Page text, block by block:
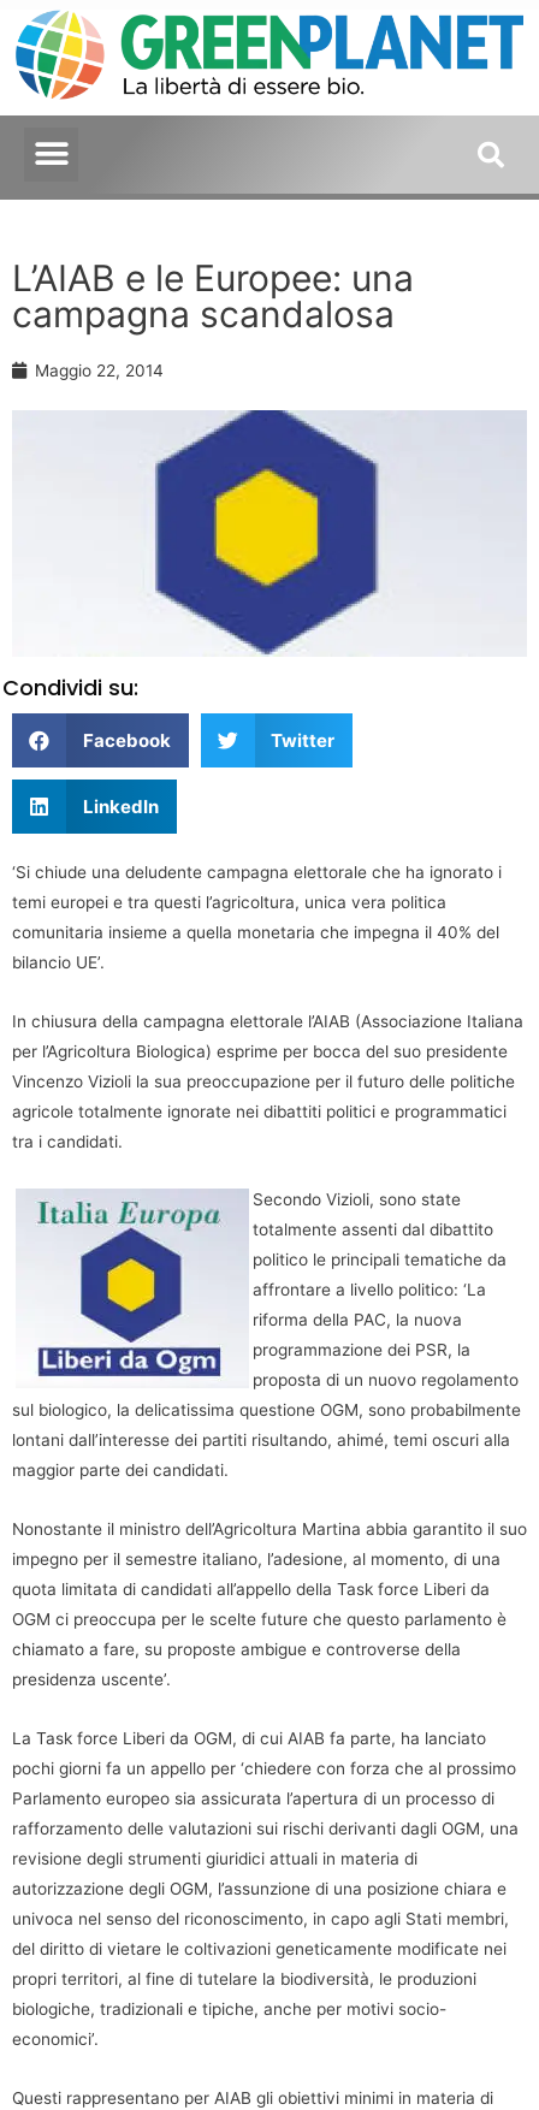
L’AIAB e le Europee: una
campagna scandalosa
Maggio 22, 2014
Condividi su:
Facebook Twitter
LinkedIn
‘Si chiude una deludente campagna elettorale che ha ignorato i
temi europei e tra questi l’agricoltura, unica vera politica
comunitaria insieme a quella monetaria che impegna il 40% del
bilancio UE’.
In chiusura della campagna elettorale l’AIAB (Associazione Italiana
per l’Agricoltura Biologica) esprime per bocca del suo presidente
Vincenzo Vizioli la sua preoccupazione per il futuro delle politiche
agricole totalmente ignorate nei dibattiti politici e programmatici
tra i candidati.
Secondo Vizioli, sono state
totalmente assenti dal dibattito
politico le principali tematiche da
affrontare a livello politico: ‘La
riforma della PAC, la nuova
programmazione dei PSR, la
proposta di un nuovo regolamento
sul biologico, la delicatissima questione OGM, sono probabilmente
lontani dall’interesse dei partiti risultando, ahimé, temi oscuri alla
maggior parte dei candidati.
Nonostante il ministro dell’Agricoltura Martina abbia garantito il suo
impegno per il semestre italiano, l’adesione, al momento, di una
quota limitata di candidati all’appello della Task force Liberi da
OGM ci preoccupa per le scelte future che questo parlamento è
chiamato a fare, su proposte ambigue e controverse della
presidenza uscente’.
La Task force Liberi da OGM, di cui AIAB fa parte, ha lanciato
pochi giorni fa un appello per ‘chiedere con forza che al prossimo
Parlamento europeo sia assicurata l’apertura di un processo di
rafforzamento delle valutazioni sui rischi derivanti dagli OGM, una
revisione degli strumenti giuridici attuali in materia di
autorizzazione degli OGM, l’assunzione di una posizione chiara e
univoca nel senso del riconoscimento, in capo agli Stati membri,
del diritto di vietare le coltivazioni geneticamente modificate nei
propri territori, al fine di tutelare la biodiversità, le produzioni
biologiche, tradizionali e tipiche, anche per motivi socio-
economici’.
Questi rappresentano per AIAB gli obiettivi minimi in materia di